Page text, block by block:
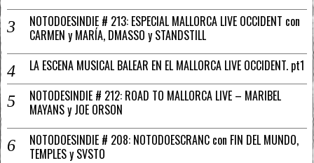
NOTODOESINDIE # 213: ESPECIAL MALLORCA LIVE OCCIDENT con
CARMEN y MARÍA, DMASSO y STANDSTILL
LA ESCENA MUSICAL BALEAR EN EL MALLORCA LIVE OCCIDENT. pt1
NOTODESINDIE # 212: ROAD TO MALLORCA LIVE – MARIBEL
MAYANS y JOE ORSON
NOTODOESINDIE # 208: NOTODOESCRANC con FIN DEL MUNDO,
TEMPLES y SVSTO